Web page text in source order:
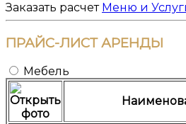
Заказать расчет Меню и
ПРАЙС-ЛИСТАРЕНДЫ
Мебель